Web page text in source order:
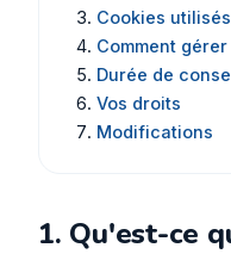
Cookies
Comment
Durée de
Vos droits
Modifications
1. Qu'est-ce